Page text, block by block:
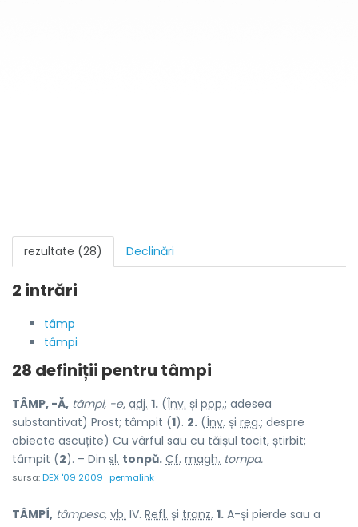
rezultate (28) Declinări
2 intrări
tâmp
tâmpi
28 definiții pentru tâmpi
TÂMP, -Ă, tâmpi, -e, adj. 1. (Înv. și pop.; adesea
substantivat) Prost; tâmpit (1). 2. (Înv. și reg.; despre
obiecte ascuțite) Cu vârful sau cu tăișul tocit, știrbit;
tâmpit (2). – Din sl. tonpŭ. Cf. magh. tompa.
sursa:DEX '09 2009 permalink
TÂMPÍ, tâmpesc, vb. IV. Refl. și tranz. 1. A-și pierde sau a